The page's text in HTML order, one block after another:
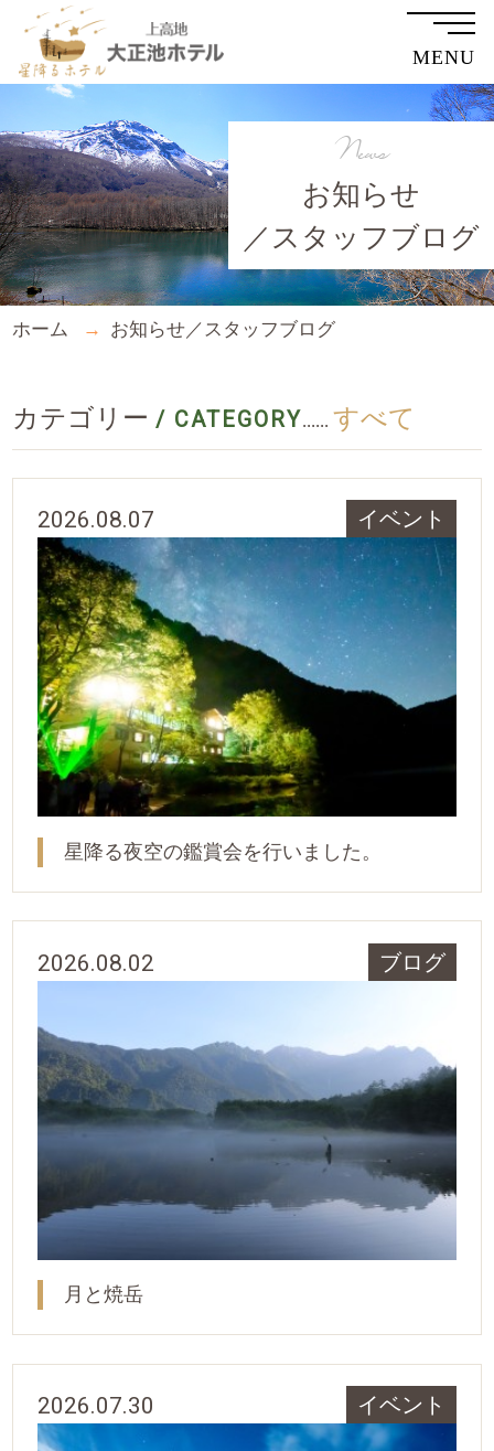
MENU
お知らせ
／スタッフブログ
News
ホーム お知らせ／スタッフブログ
カテゴリー / CATEGORY...... すべて
2026.08.07 イベント
星降る夜空の鑑賞会を行いました。
2026.08.02 ブログ
月と焼岳
2026.07.30 イベント